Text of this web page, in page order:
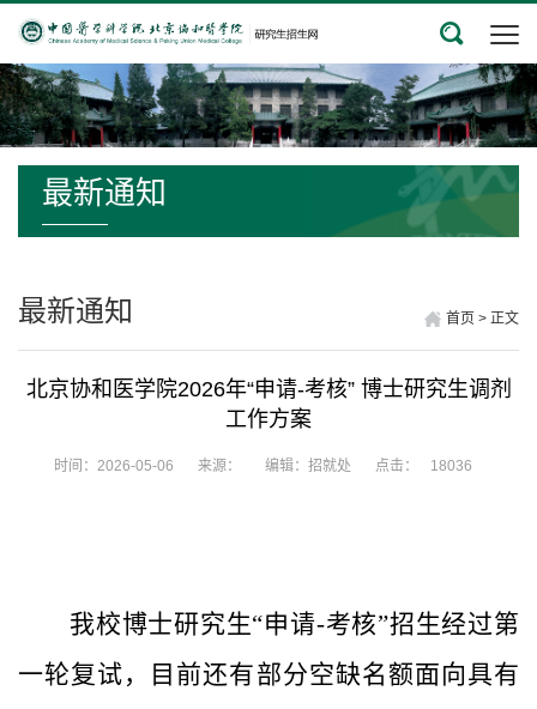
最新通知
最新通知 首页 > 正文
北京协和医学院2026年“申请-考核” 博士研究生调剂
工作方案
时间：2026-05-06 来源： 编辑：招就处 点击： 18036
我校博士研究生“申请-考核”招生经过第
一轮复试，目前还有部分空缺名额面向具有